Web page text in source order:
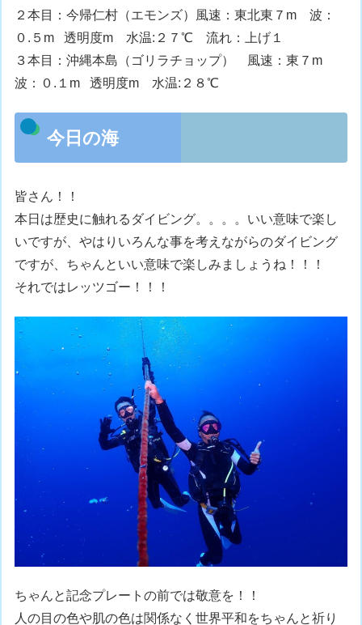
２本目：今帰仁村（エモンズ）風速：東北東７m 波：
０.５m 透明度m 水温:２７℃ 流れ：上げ１
３本目：沖縄本島（ゴリラチョップ） 風速：東７m
波：０.１m 透明度m 水温:２８℃
今日の海
皆さん！！
本日は歴史に触れるダイビング。。。。いい意味で楽し
いですが、やはりいろんな事を考えながらのダイビング
ですが、ちゃんといい意味で楽しみましょうね！！！
それではレッツゴー！！！
ちゃんと記念プレートの前では敬意を！！
人の目の色や肌の色は関係なく世界平和をちゃんと祈り